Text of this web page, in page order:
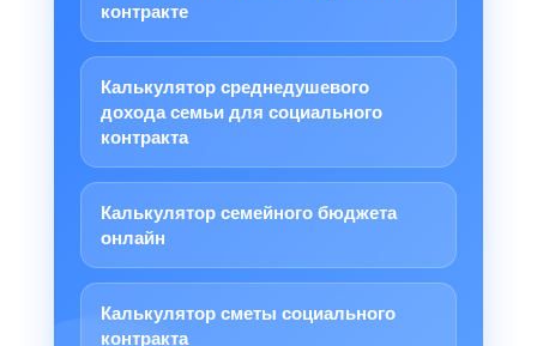
контракте
Калькулятор среднедушевого
дохода семьи для социального
контракта
Калькулятор семейного бюджета
онлайн
Калькулятор сметы социального
контракта